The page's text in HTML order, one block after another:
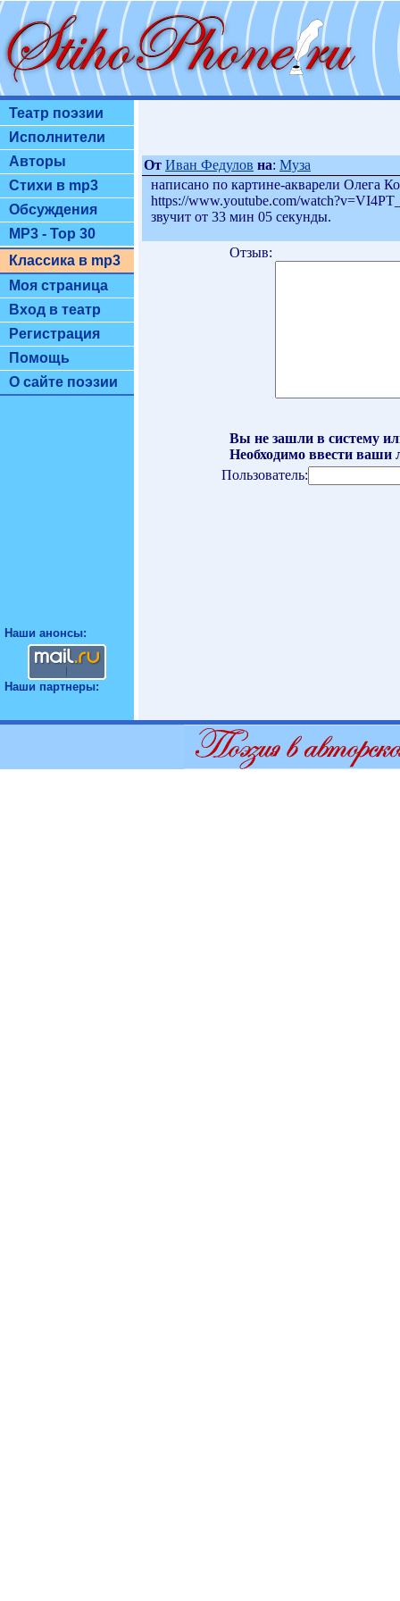
Театр поэзии
Исполнители
Авторы
Стихи в mp3
Обсуждения
MP3 - Top 30
Классика в mp3
Моя страница
Вход в театр
Регистрация
Помощь
О сайте поэзии
Наши анонсы:
Наши партнеры:
От Иван Федулов на: Муза
написано по картине-акварели Олега
https://www.youtube.com/
звучит от 33 мин 05 секунды.
Отзыв:
Вы не зашли в систему
Необходимо ввести ваши
Пользователь: